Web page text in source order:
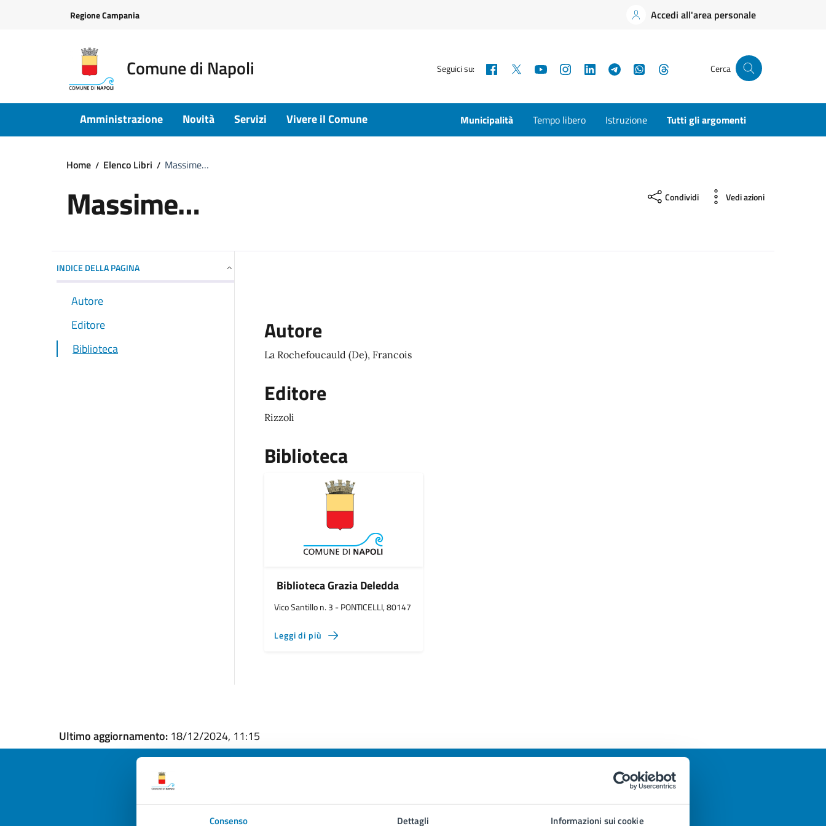
Consenso Dettagli Informazioni sui cookie
Regione Campania Accedi all'area personale
Comune di Napoli Seguici su: Facebook YouTubeInstagramLinkedInTelegramWhatsApp Cerca
Amministrazione Novità Servizi Vivere il Comune Municipalità Tempo libero Istruzione Tutti gli argomenti
Home Elenco Libri Massime…
Massime… Condividi Vedi azioni
INDICE DELLA PAGINA
Autore
Editore
Biblioteca
Autore
La Rochefoucauld (De), Francois
Editore
Rizzoli
Biblioteca
Biblioteca Grazia Deledda
Vico Santillo n. 3 - PONTICELLI, 80147
Leggi di più
Ultimo aggiornamento: 18/12/2024, 11:15